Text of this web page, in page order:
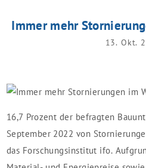
Immer mehr
13. Okt.
16,7 Prozent der befragten
September 2022 von
das Forschungsinstitut ifo.